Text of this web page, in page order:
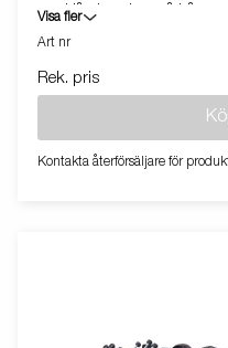
med låg inverkan på båtens
justerbara dubbla sidorullar
helt skyddad i båttrailerns
justera, vinschtornet är
säkerhetsvajer för
teleskopisk
Visa fler
Art nr
Rek. pris
Kontakta återförsäljare för